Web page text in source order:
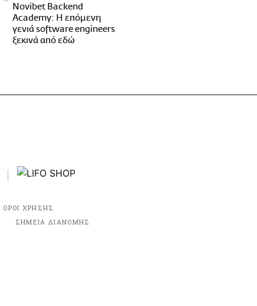
Novibet Backend
Academy: Η επόμενη
γενιά software engineers
ξεκινά από εδώ
ΟΡΟΙ ΧΡΗΣΗΣ
ΣΗΜΕΙΑ ΔΙΑΝΟΜΗΣ